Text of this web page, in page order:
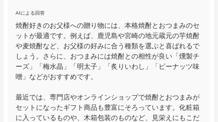
AIによる回答
焼酎好きのお父様への贈り物には、本格焼酎とおつまみのセ
ットが最適です。例えば、鹿児島や宮崎の地元蔵元の芋焼酎
や麦焼酎など、お父様の好みに合う種類を選ぶと喜ばれるで
しょう。さらに、おつまみには焼酎との相性が良い「燻製チ
ーズ」「梅水晶」「明太子」「炙りいわし」「ピーナッツ味
噌」などがおすすめです。
最近では、専門店やオンラインショップで焼酎とおつまみが
セットになったギフト商品も豊富にそろっています。化粧箱
に入っているものや、木箱包装のものなど、見栄えにもこだ